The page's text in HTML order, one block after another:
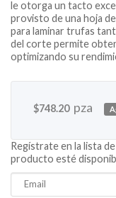
le otorga un tacto
provisto de una hoja
para laminar trufas
del corte permite
optimizando su
$748.20 pza
Regístrate en la lista
producto esté
Enter
your